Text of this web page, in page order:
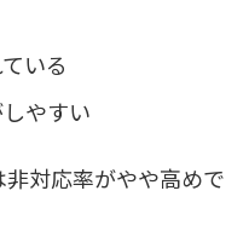
いる
やすい
対応率がやや高めで